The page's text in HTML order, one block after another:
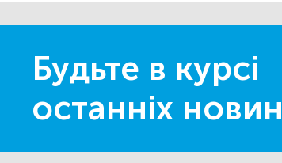
Будьте в курсі
останніх новин